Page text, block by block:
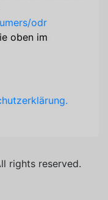
odr
oben im
rights reserved.